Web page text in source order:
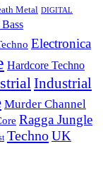
Metal DIGITAL
Electronica
Hardcore Techno
Industrial
Murder Channel
Ragga Jungle
TechnoUK